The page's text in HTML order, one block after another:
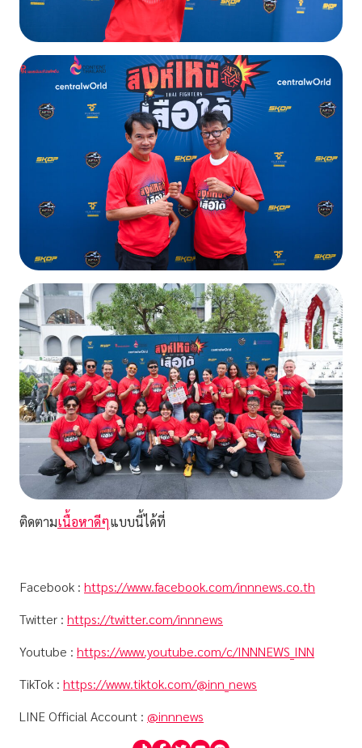
ติดตามเนื้อหาดีๆแบบนี้ได้ที่
Facebook : https://www.facebook.com/innnews.co.th
Twitter : https://twitter.com/innnews
Youtube : https://www.youtube.com/c/INNNEWS_INN
TikTok : https://www.tiktok.com/@inn_news
LINE Official Account : @innnews